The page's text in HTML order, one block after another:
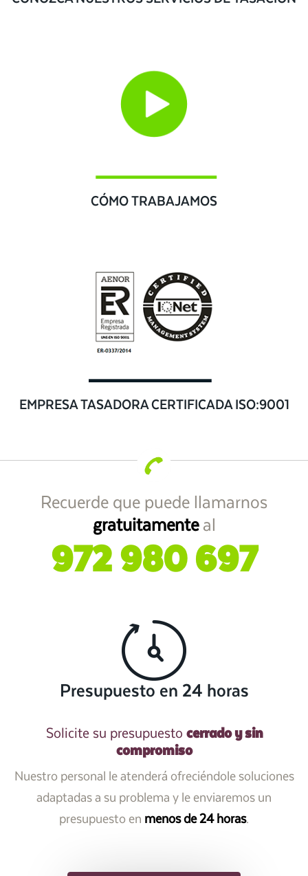
CÓMO TRABAJAMOS
EMPRESA TASADORA CERTIFICADA ISO:9001
Recuerde que puede llamarnos
gratuitamenteal
972 980 697
Presupuesto en 24 horas
Solicite su presupuesto cerrado y sin
compromiso
Nuestro personal le atenderá ofreciéndole soluciones
adaptadas a su problema y le enviaremos un
presupuesto en menos de 24 horas.